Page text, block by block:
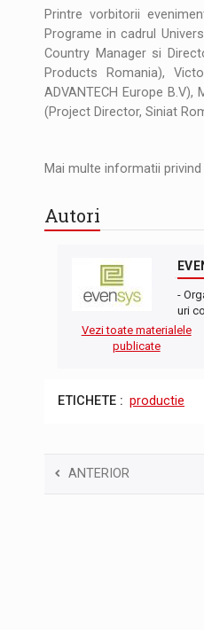
Printre vorbitorii
Programe in cadrul
Country Manager si
Products Romania),
ADVANTECH Europe
(Project Director, Siniat
Mai multe informatii
Autori
-
uri
Vezi toate materialele
publicate
ETICHETE : productie
ANTERIOR